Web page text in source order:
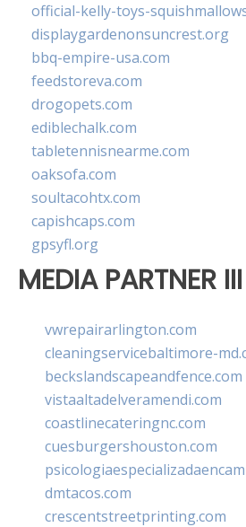
official-kelly-toys-
displaygardenonsuncrest.org
bbq-empire-usa.com
feedstoreva.com
drogopets.com
ediblechalk.com
tabletennisnearme.com
oaksofa.com
soultacohtx.com
capishcaps.com
gpsyfl.org
MEDIA PARTNER III
vwrepairarlington.com
cleaningservicebaltimore-
beckslandscapeandfence.com
vistaaltadelveramendi.com
coastlinecateringnc.com
cuesburgershouston.com
dmtacos.com
crescentstreetprinting.com